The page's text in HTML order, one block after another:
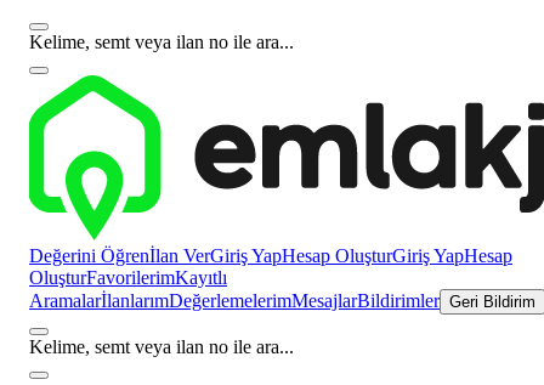
Kelime, semt veya ilan no ile ara...
Değerini Öğrenİlan VerGiriş YapHesap OluşturGiriş YapHesap
OluşturFavorilerimKayıtlı
AramalarİlanlarımDeğerlemelerimMesajlarBildirimler Geri Bildirim
Kelime, semt veya ilan no ile ara...